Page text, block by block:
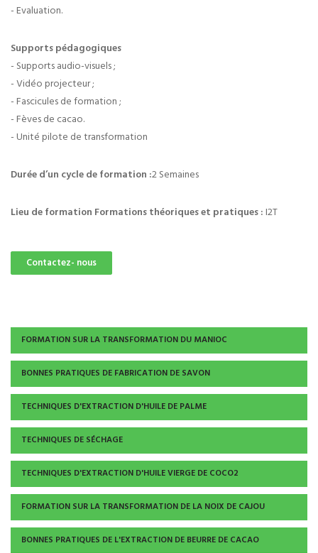
- Evaluation.
Supports pédagogiques
- Supports audio-visuels ;
- Vidéo projecteur ;
- Fascicules de formation ;
- Fèves de cacao.
- Unité pilote de transformation
Durée d’un cycle de formation :2 Semaines
Lieu de formation Formations théoriques et pratiques :I2T
Contactez- nous
FORMATION SUR LA TRANSFORMATION DU MANIOC
BONNES PRATIQUES DE FABRICATION DE SAVON
TECHNIQUES D'EXTRACTION D'HUILE DE PALME
TECHNIQUES DE SÉCHAGE
TECHNIQUES D'EXTRACTION D'HUILE VIERGE DE COCO2
FORMATION SUR LA TRANSFORMATION DE LA NOIX DE CAJOU
BONNES PRATIQUES DE L'EXTRACTION DE BEURRE DE CACAO